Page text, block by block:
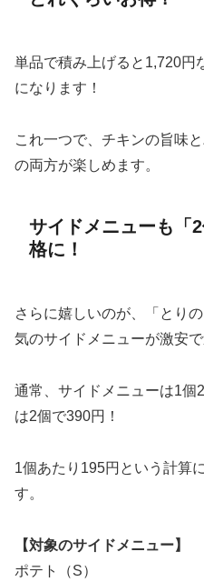
単品で積み上げると1,720円
になります！
これ一つで、チキンの旨味
の両方が楽しめます。
サイドメニューも「
格に！
さらに嬉しいのが、「とり
気のサイドメニューが激安
通常、サイドメニューは1個
は2個で390円！
1個あたり195円という計算
す。
【対象のサイドメニュー】
ポテト（S）